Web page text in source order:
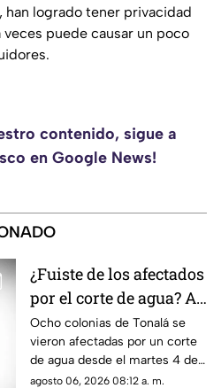
han logrado tener privacidad
puede causar un poco
contenido, sigue a
en Google News!
¿Fuiste de los afectados
por el corte de agua? A
esta hora se
restablecerá el servicio
HOY
Ocho colonias de Tonalá se
vieron afectadas por un corte
de agua desde el martes 4 de
agosto, y hoy se prevé que se
agosto 06, 2026 08:12 a. m.